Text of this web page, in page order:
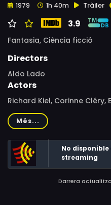
1979 1h 40m Tràiler
3.9
Fantasia, Ciència ficció
Directors
Aldo Lado
Actors
Richard Kiel, Corinne
Arthur Kennedy, Ivan
Yeh, Venantino Venantini,
Attilio Duse, Ottaviano
Yamanouchi, Milla
Més...
No
streaming
Darrera